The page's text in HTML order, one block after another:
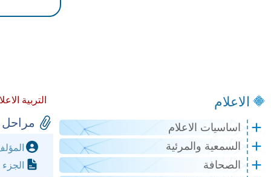
الاعلام
اساسيات الاعلام
السمعية والمرئية
الصحافة
التربية
مراحل